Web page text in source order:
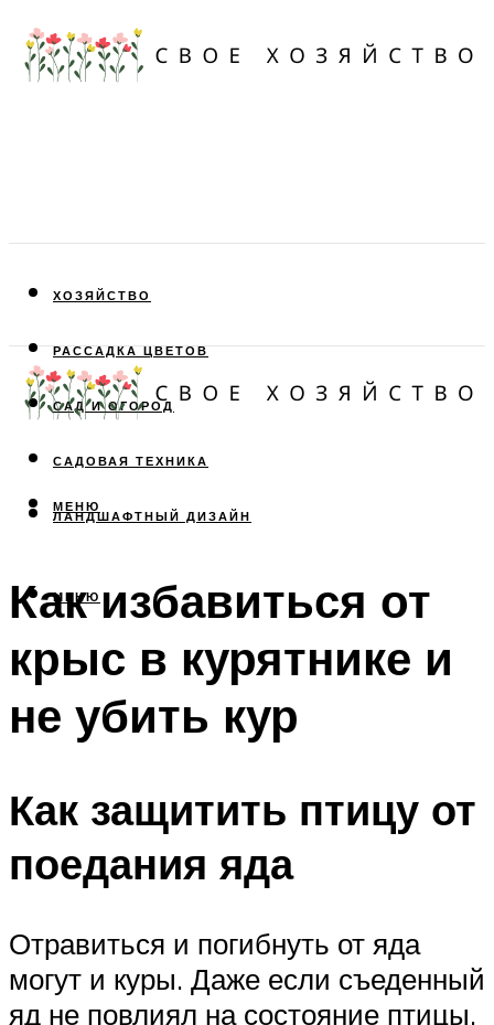
ХОЗЯЙСТВО
РАССАДКА ЦВЕТОВ
САД И ОГОРОД
САДОВАЯ ТЕХНИКА
ЛАНДШАФТНЫЙ ДИЗАЙН
МЕНЮ
МЕНЮ
Как избавиться от
крыс в курятнике и
не убить кур
Как защитить птицу от
поедания яда
Отравиться и погибнуть от яда
могут и куры. Даже если съеденный
яд не повлиял на состояние птицы,